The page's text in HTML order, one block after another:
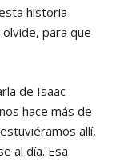
historia
para que
de Isaac
hace más de
allí,
al día. Esa